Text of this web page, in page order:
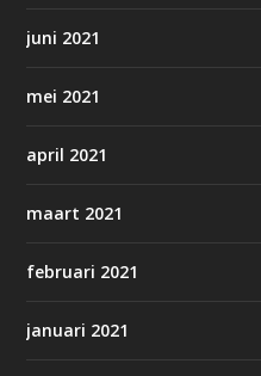
juni 2021
mei 2021
april 2021
maart 2021
februari 2021
januari 2021